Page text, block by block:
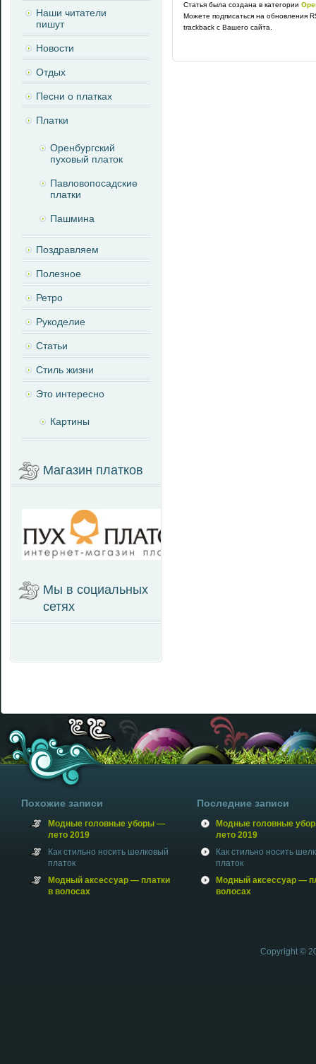
Статья была создана в категории
Можете подписаться на обновления
trackback с Вашего сайта.
Наши читатели
пишут
Новости
Отдых
Песни о платках
Платки
Оренбургский
пуховый платок
Павловопосадские
платки
Пашмина
Поздравляем
Полезное
Ретро
Рукоделие
Статьи
Стиль жизни
Это интересно
Картины
Магазин платков
Мы в социальных
сетях
Похожие записи
Модные головные уборы —
лето 2019
Как стильно носить шелковый
платок
Модный аксессуар — платки
в волосах
Последние записи
Модные головные
лето 2019
Как стильно носить
платок
Модный аксессуар —
волосах
Copyright ©